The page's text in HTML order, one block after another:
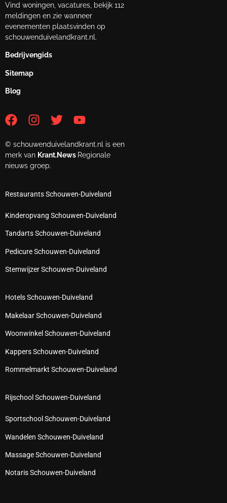
Vind woningen, vacatures, bekijk 112
meldingen en zie wanneer
evenementen plaatsvinden op
schouwenduivelandkrant.nl.
Bedrijvengids
Sitemap
Blog
© schouwenduivelandkrant.nl is een
merk van Krant.News Regionale
nieuws groep.
Restaurants Schouwen-Duiveland
Kinderopvang Schouwen-Duiveland
Tandarts Schouwen-Duiveland
Pedicure Schouwen-Duiveland
Stemwijzer Schouwen-Duiveland
Hotels Schouwen-Duiveland
Makelaar Schouwen-Duiveland
Woonwinkel Schouwen-Duiveland
Kappers Schouwen-Duiveland
Rommelmarkt Schouwen-Duiveland
Rijschool Schouwen-Duiveland
Sportschool Schouwen-Duiveland
Wandelen Schouwen-Duiveland
Massage Schouwen-Duiveland
Notaris Schouwen-Duiveland